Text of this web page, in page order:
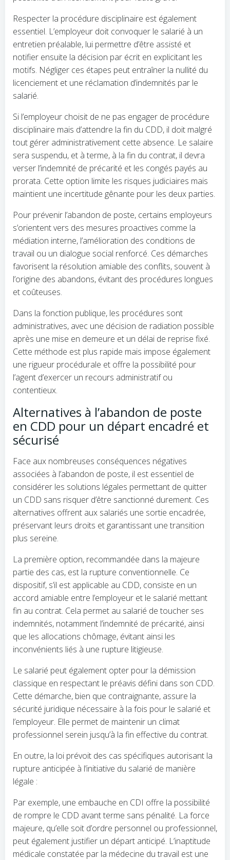
Respecter la procédure disciplinaire est également
essentiel. L’employeur doit convoquer le salarié à un
entretien préalable, lui permettre d’être assisté et
notifier ensuite la décision par écrit en explicitant les
motifs. Négliger ces étapes peut entraîner la nullité du
licenciement et une réclamation d’indemnités par le
salarié.
Si l’employeur choisit de ne pas engager de procédure
disciplinaire mais d’attendre la fin du CDD, il doit malgré
tout gérer administrativement cette absence. Le salaire
sera suspendu, et à terme, à la fin du contrat, il devra
verser l’indemnité de précarité et les congés payés au
prorata. Cette option limite les risques judiciaires mais
maintient une incertitude gênante pour les deux parties.
Pour prévenir l’abandon de poste, certains employeurs
s’orientent vers des mesures proactives comme la
médiation interne, l’amélioration des conditions de
travail ou un dialogue social renforcé. Ces démarches
favorisent la résolution amiable des conflits, souvent à
l’origine des abandons, évitant des procédures longues
et coûteuses.
Dans la fonction publique, les procédures sont
administratives, avec une décision de radiation possible
après une mise en demeure et un délai de reprise fixé.
Cette méthode est plus rapide mais impose également
une rigueur procédurale et offre la possibilité pour
l’agent d’exercer un recours administratif ou
contentieux.
Alternatives à l’abandon de poste
en CDD pour un départ encadré et
sécurisé
Face aux nombreuses conséquences négatives
associées à l’abandon de poste, il est essentiel de
considérer les solutions légales permettant de quitter
un CDD sans risquer d’être sanctionné durement. Ces
alternatives offrent aux salariés une sortie encadrée,
préservant leurs droits et garantissant une transition
plus sereine.
La première option, recommandée dans la majeure
partie des cas, est la rupture conventionnelle. Ce
dispositif, s’il est applicable au CDD, consiste en un
accord amiable entre l’employeur et le salarié mettant
fin au contrat. Cela permet au salarié de toucher ses
indemnités, notamment l’indemnité de précarité, ainsi
que les allocations chômage, évitant ainsi les
inconvénients liés à une rupture litigieuse.
Le salarié peut également opter pour la démission
classique en respectant le préavis défini dans son CDD.
Cette démarche, bien que contraignante, assure la
sécurité juridique nécessaire à la fois pour le salarié et
l’employeur. Elle permet de maintenir un climat
professionnel serein jusqu’à la fin effective du contrat.
En outre, la loi prévoit des cas spécifiques autorisant la
rupture anticipée à l’initiative du salarié de manière
légale :
Par exemple, une embauche en CDI offre la possibilité
de rompre le CDD avant terme sans pénalité. La force
majeure, qu’elle soit d’ordre personnel ou professionnel,
peut également justifier un départ anticipé. L’inaptitude
médicale constatée par la médecine du travail est une